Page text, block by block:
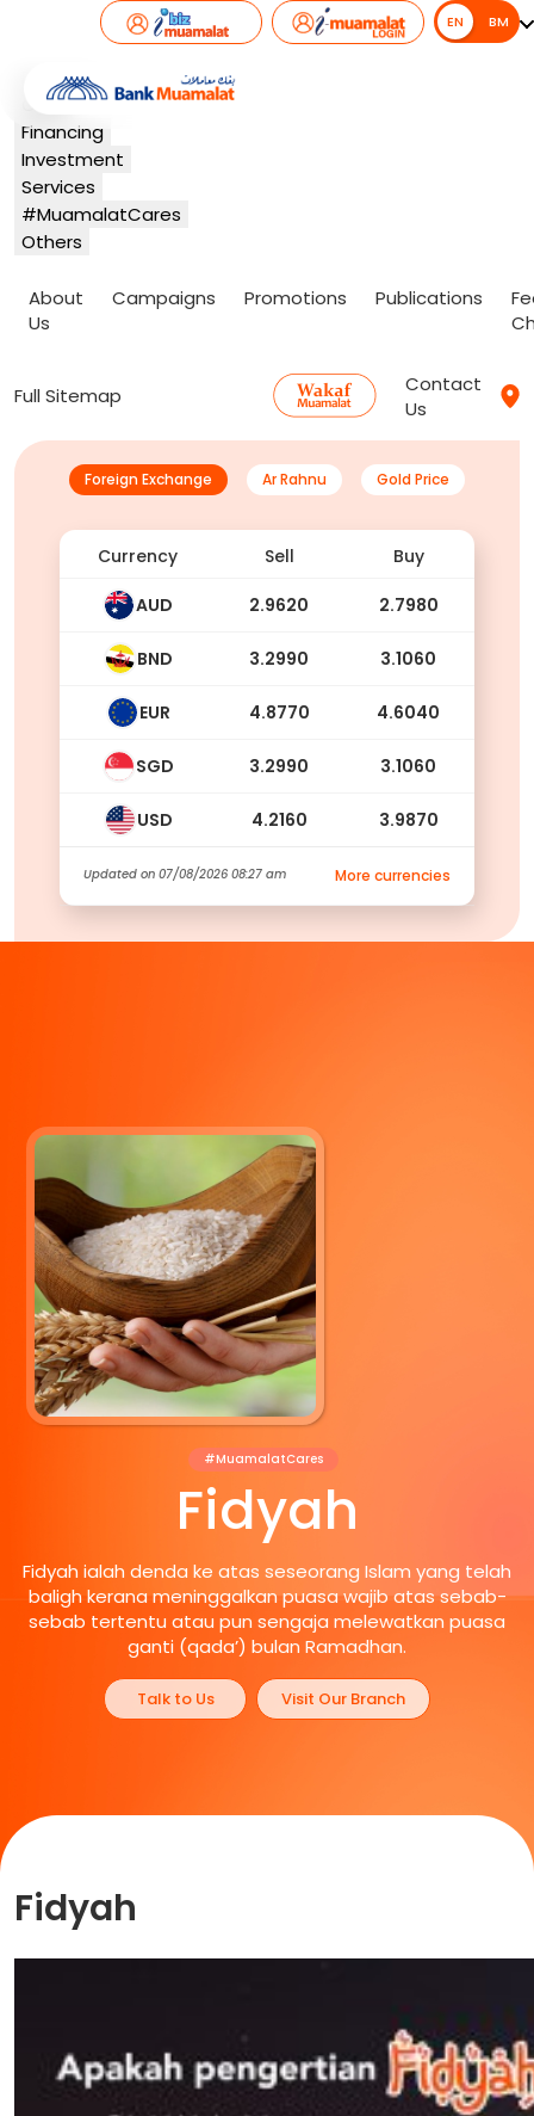
EN BM
EN
Banking
Card
Financing
Investment
Services
#MuamalatCares
Others
About
Us
Campaigns Promotions Publications
Full Sitemap
Contact
Us
Foreign Exchange Ar Rahnu Gold Price
Currency Sell Buy
AUD 2.9620 2.7980
BND 3.2990 3.1060
EUR 4.8770 4.6040
SGD 3.2990 3.1060
USD 4.2160 3.9870
Updated on 07/08/2026 08:27 am More currencies
#MuamalatCares
Fidyah
Fidyah ialah denda ke atas seseorang Islam yang telah
baligh kerana meninggalkan puasa wajib atas sebab-
sebab tertentu atau pun sengaja melewatkan puasa
ganti (qada’) bulan Ramadhan.
Talk to Us Visit Our Branch
Fidyah